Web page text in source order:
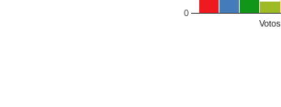
Votos
0